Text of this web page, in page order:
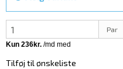
Par
Tilføj til ønskeliste